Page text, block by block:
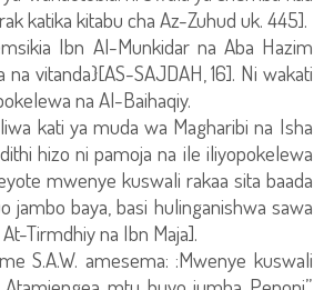
katika kitabu cha Az-Zuhud uk. 445].
Ibn Al-Munkidar na Aba Hazim
vitanda}[AS-SAJDAH, 16]. Ni wakati
na Al-Baihaqiy.
kati ya muda wa Magharibi na Isha
hizo ni pamoja na ile iliyopokelewa
mwenye kuswali rakaa sita baada
jambo baya, basi hulinganishwa sawa
Tirmdhiy na Ibn Maja].
S.A.W. amesema: :Mwenye kuswali